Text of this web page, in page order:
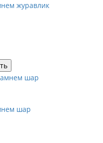
журавлик
шар